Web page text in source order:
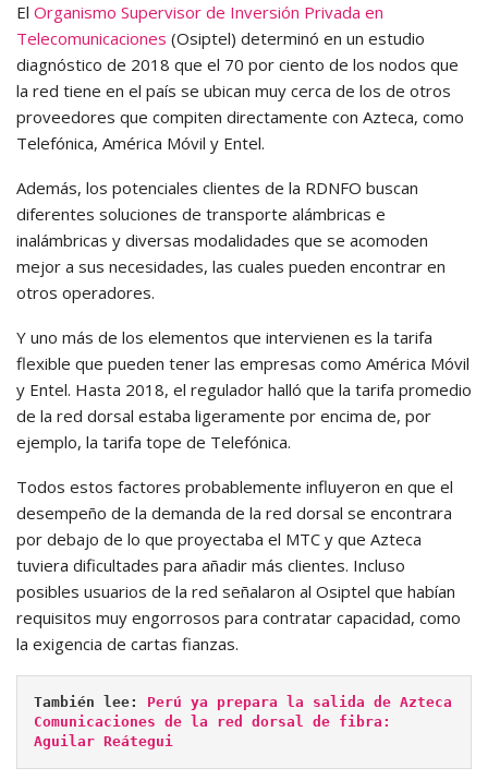
El Organismo Supervisor de Inversión Privada en
Telecomunicaciones (Osiptel) determinó en un estudio
diagnóstico de 2018 que el 70 por ciento de los nodos que
la red tiene en el país se ubican muy cerca de los de otros
proveedores que compiten directamente con Azteca, como
Telefónica, América Móvil y Entel.
Además, los potenciales clientes de la RDNFO buscan
diferentes soluciones de transporte alámbricas e
inalámbricas y diversas modalidades que se acomoden
mejor a sus necesidades, las cuales pueden encontrar en
otros operadores.
Y uno más de los elementos que intervienen es la tarifa
flexible que pueden tener las empresas como América Móvil
y Entel. Hasta 2018, el regulador halló que la tarifa promedio
de la red dorsal estaba ligeramente por encima de, por
ejemplo, la tarifa tope de Telefónica.
Todos estos factores probablemente influyeron en que el
desempeño de la demanda de la red dorsal se encontrara
por debajo de lo que proyectaba el MTC y que Azteca
tuviera dificultades para añadir más clientes. Incluso
posibles usuarios de la red señalaron al Osiptel que habían
requisitos muy engorrosos para contratar capacidad, como
la exigencia de cartas fianzas.
También lee: Perú ya prepara la salida de Azteca
Comunicaciones de la red dorsal de fibra:
Aguilar Reátegui